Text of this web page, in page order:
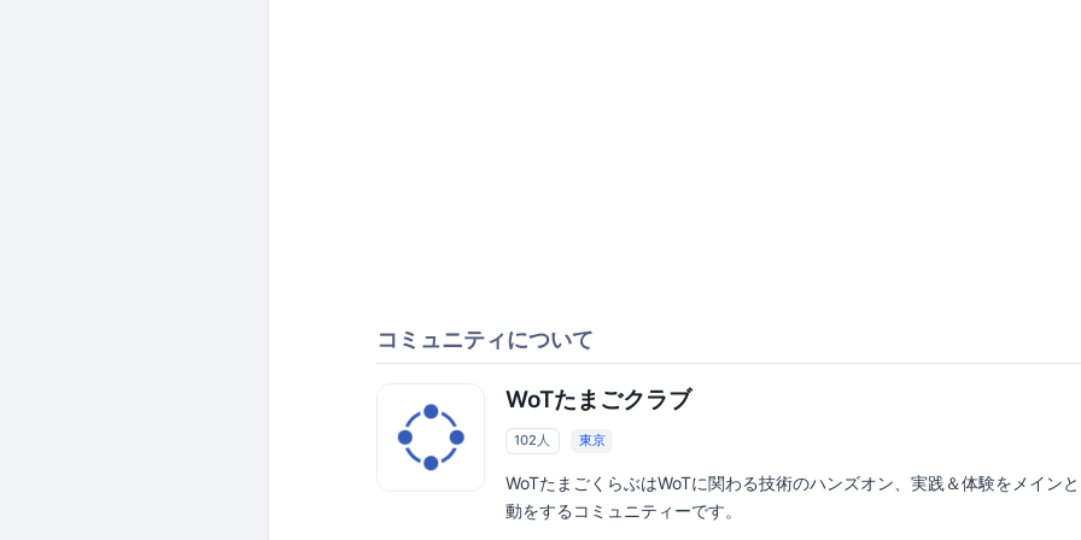
コミュニティについて
WoTたまごクラブ
102人 東京
WoTたまごくらぶはWoTに関わる技術のハンズオン、実践＆体験をメイン
動をするコミュニティーです。